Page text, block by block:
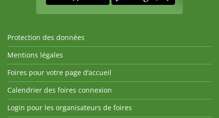
Protection des données
Mentions légales
Foires pour votre page d’accueil
Calendrier des foires connexion
Login pour les organisateurs de foires